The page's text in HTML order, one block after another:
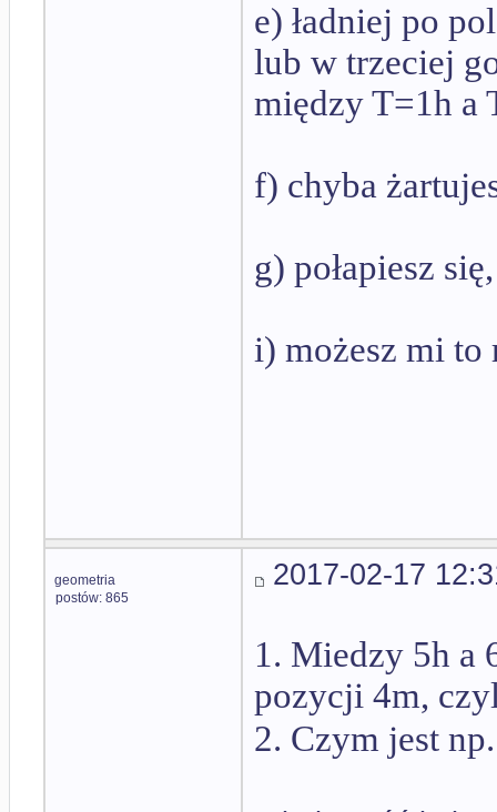
e) ładniej po
lub w trzeciej
między T=1h a
f) chyba
g) połapiesz
i) możesz mi to
geometria
postów: 865
2017-02-17
1. Miedzy 5h a
pozycji 4m,
2. Czym jest